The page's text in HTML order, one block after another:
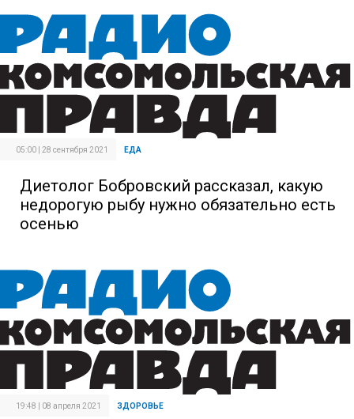
05:00 | 28 сентября 2021 ЕДА
Диетолог Бобровский рассказал, какую
недорогую рыбу нужно обязательно есть
осенью
19:48 | 08 апреля 2021 ЗДОРОВЬЕ